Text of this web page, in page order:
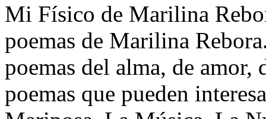
Mi Físico de Marilina
poemas de Marilina
poemas del alma, de
poemas que pueden